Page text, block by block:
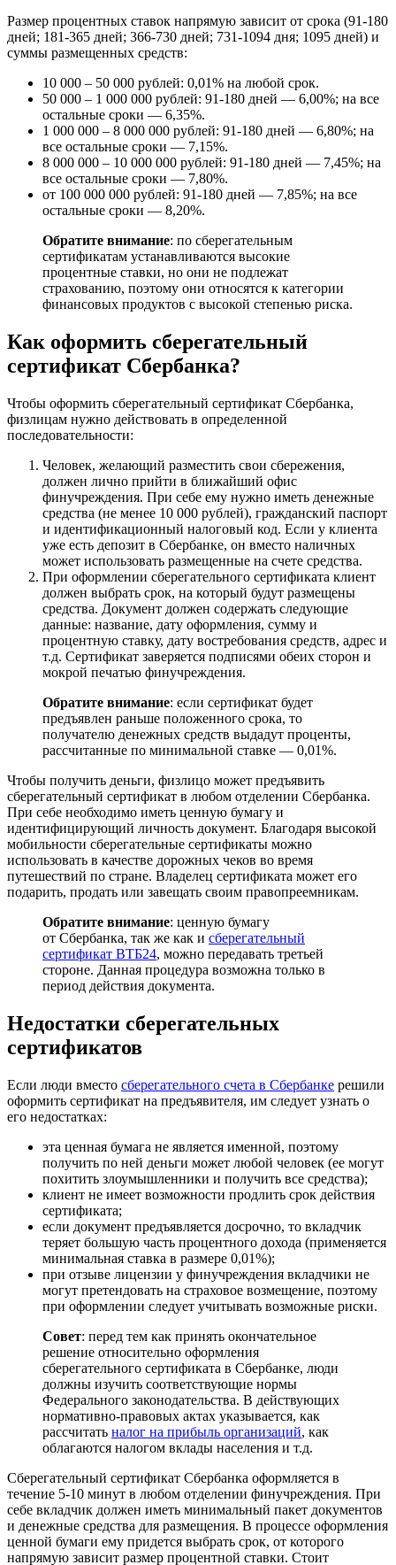
Размер процентных ставок напрямую зависит от срока (91-180
дней; 181-365 дней; 366-730 дней; 731-1094 дня; 1095 дней) и
суммы размещенных средств:
10 000 – 50 000 рублей: 0,01% на любой срок.
50 000 – 1 000 000 рублей: 91-180 дней — 6,00%; на все
остальные сроки — 6,35%.
1 000 000 – 8 000 000 рублей: 91-180 дней — 6,80%; на
все остальные сроки — 7,15%.
8 000 000 – 10 000 000 рублей: 91-180 дней — 7,45%; на
все остальные сроки — 7,80%.
от 100 000 000 рублей: 91-180 дней — 7,85%; на все
остальные сроки — 8,20%.
Обратите внимание: по сберегательным
сертификатам устанавливаются высокие
процентные ставки, но они не подлежат
страхованию, поэтому они относятся к категории
финансовых продуктов с высокой степенью риска.
Как оформить сберегательный
сертификат Сбербанка?
Чтобы оформить сберегательный сертификат Сбербанка,
физлицам нужно действовать в определенной
последовательности:
Человек, желающий разместить свои сбережения,
должен лично прийти в ближайший офис
финучреждения. При себе ему нужно иметь денежные
средства (не менее 10 000 рублей), гражданский паспорт
и идентификационный налоговый код. Если у клиента
уже есть депозит в Сбербанке, он вместо наличных
может использовать размещенные на счете средства.
При оформлении сберегательного сертификата клиент
должен выбрать срок, на который будут размещены
средства. Документ должен содержать следующие
данные: название, дату оформления, сумму и
процентную ставку, дату востребования средств, адрес и
т.д. Сертификат заверяется подписями обеих сторон и
мокрой печатью финучреждения.
Обратите внимание: если сертификат будет
предъявлен раньше положенного срока, то
получателю денежных средств выдадут проценты,
рассчитанные по минимальной ставке — 0,01%.
Чтобы получить деньги, физлицо может предъявить
сберегательный сертификат в любом отделении Сбербанка.
При себе необходимо иметь ценную бумагу и
идентифицирующий личность документ. Благодаря высокой
мобильности сберегательные сертификаты можно
использовать в качестве дорожных чеков во время
путешествий по стране. Владелец сертификата может его
подарить, продать или завещать своим правопреемникам.
Обратите внимание: ценную бумагу
от Сбербанка, так же как и сберегательный
сертификат ВТБ24, можно передавать третьей
стороне. Данная процедура возможна только в
период действия документа.
Недостатки сберегательных
сертификатов
Если люди вместо сберегательного счета в Сбербанке решили
оформить сертификат на предъявителя, им следует узнать о
его недостатках:
эта ценная бумага не является именной, поэтому
получить по ней деньги может любой человек (ее могут
похитить злоумышленники и получить все средства);
клиент не имеет возможности продлить срок действия
сертификата;
если документ предъявляется досрочно, то вкладчик
теряет большую часть процентного дохода (применяется
минимальная ставка в размере 0,01%);
при отзыве лицензии у финучреждения вкладчики не
могут претендовать на страховое возмещение, поэтому
при оформлении следует учитывать возможные риски.
Совет: перед тем как принять окончательное
решение относительно оформления
сберегательного сертификата в Сбербанке, люди
должны изучить соответствующие нормы
Федерального законодательства. В действующих
нормативно-правовых актах указывается, как
рассчитать налог на прибыль организаций, как
облагаются налогом вклады населения и т.д.
Сберегательный сертификат Сбербанка оформляется в
течение 5-10 минут в любом отделении финучреждения. При
себе вкладчик должен иметь минимальный пакет документов
и денежные средства для размещения. В процессе оформления
ценной бумаги ему придется выбрать срок, от которого
напрямую зависит размер процентной ставки. Стоит